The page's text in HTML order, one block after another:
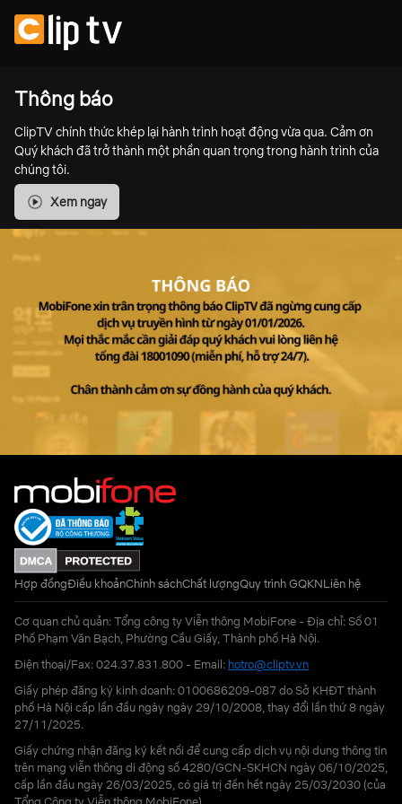
Thông báo
ClipTV chính thức khép lại hành trình hoạt động vừa qua. Cảm ơn
Quý khách đã trở thành một phần quan trọng trong hành trình của
chúng tôi.
Xem ngay
Hợp đồngĐiều khoảnChính sáchChất lượngQuy trình GQKNLiên hệ
Cơ quan chủ quản: Tổng công ty Viễn thông MobiFone - Địa chỉ: Số 01
Phố Phạm Văn Bạch, Phường Cầu Giấy, Thành phố Hà Nội.
Điện thoại/Fax: 024.37.831.800 - Email: hotro@cliptv.vn
Giấy phép đăng ký kinh doanh: 0100686209-087 do Sở KHĐT thành
phố Hà Nội cấp lần đầu ngày ngày 29/10/2008, thay đổi lần thứ 8 ngày
27/11/2025.
Giấy chứng nhận đăng ký kết nối để cung cấp dịch vụ nội dung thông tin
trên mạng viễn thông di động số 4280/GCN-SKHCN ngày 06/10/2025,
cấp lần đầu ngày 26/03/2025, có giá trị đến hết ngày 25/03/2030 (của